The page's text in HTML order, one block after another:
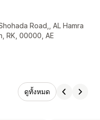
Road,, AL Hamra
RK, 00000, AE
ดูทั้งหมด